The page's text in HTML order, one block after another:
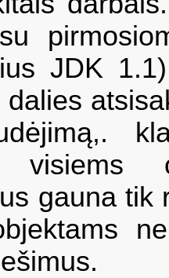
JDK
dalies
visiems
gauna tik